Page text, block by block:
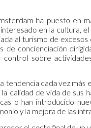
ha puesto en
en la cultura,
al turismo de
de concienciación
sobre
cada vez
calidad de vida de sus
o han introducido
y la mejora de las